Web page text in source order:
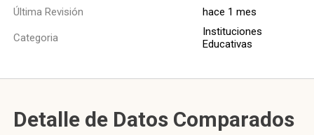
Última Revisión hace 1 mes
Categoria
Instituciones
Educativas
Detalle de Datos Comparados